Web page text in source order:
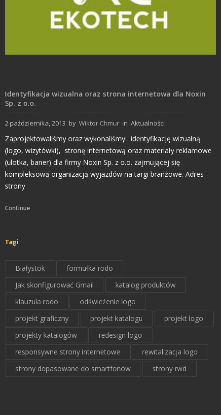
Identyfikacja wizualna oraz strona internetowa dla Noxin
Sp. z o.o.
2 października, 2013 by Wiktor Chmur in Aktualności
Zaprojektowaliśmy oraz wykonaliśmy: identyfikację wizualną
(logo, wizytówki), stronę internetową oraz materiały reklamowe
(ulotka, baner) dla firmy Noxin Sp. z o.o. zajmującej się
kompleksową organizacją wyjazdów na targi branżowe. Adres
strony
Continue
Tagi
Białystok
formułka rodo
Jak skonfigurować Gmail
katalog produktów
klauzula rodo
odświeżenie logo
projekt graficzny
projekt katalogu
projekt logo
projekty katalogów
redesign logo
responsywne strony internetowe
rewitalizacja logo
strony dopasowane do smartfonów
strony rwd